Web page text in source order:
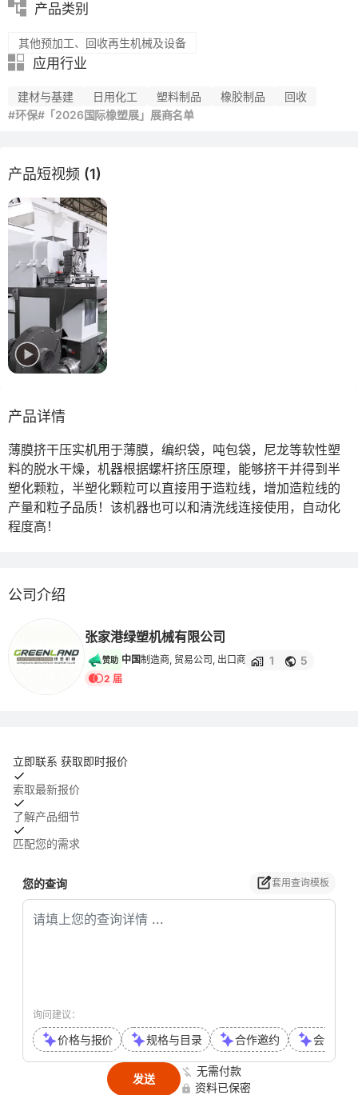
产品类别
其他预加工、回收再生机械及设备
应用行业
建材与基建 日用化工 塑料制品 橡胶制品
回收
#环保#「2026国际橡塑展」展商名单
产品详情
薄膜挤干压实机用于薄膜，编织袋，吨包袋，尼龙等软性塑
料的脱水干燥，机器根据螺杆挤压原理，能够挤干并得到半
塑化颗粒，半塑化颗粒可以直接用于造粒线，增加造粒线的
产量和粒子品质！该机器也可以和清洗线连接使用，自动化
程度高！
产品短视频 (1)
公司介绍
张家港绿塑机械有限公司
赞助 中国制造商, 贸易公司, 出口商 1 5
2 届
立即联系 获取即时报价
索取最新报价
了解产品细节
匹配您的需求
您的查询 套用查询模板
询问建议：
价格与报价 规格与目录 合作邀约 会议或
发送
无需付款
资料已保密